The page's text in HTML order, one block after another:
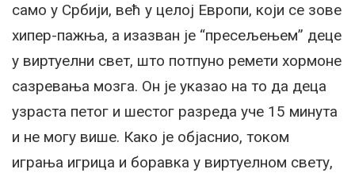
само у Србији, већ у целој Европи, који се зове
хипер-пажња, а изазван је “пресељењем” деце
у виртуелни свет, што потпуно ремети хормоне
сазревања мозга. Он је указао на то да деца
узраста петог и шестог разреда уче 15 минута
и не могу више. Како је објаснио, током
играња игрица и боравка у виртуелном свету,